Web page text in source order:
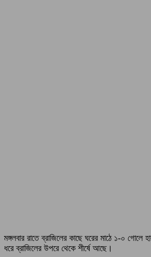
মঙ্গলবার রাতে ব্রাজিলের কাছে ঘরের মাঠে ১-০ গোলে
ধরে ব্রাজিলের উপরে থেকে শীর্ষে আছে।